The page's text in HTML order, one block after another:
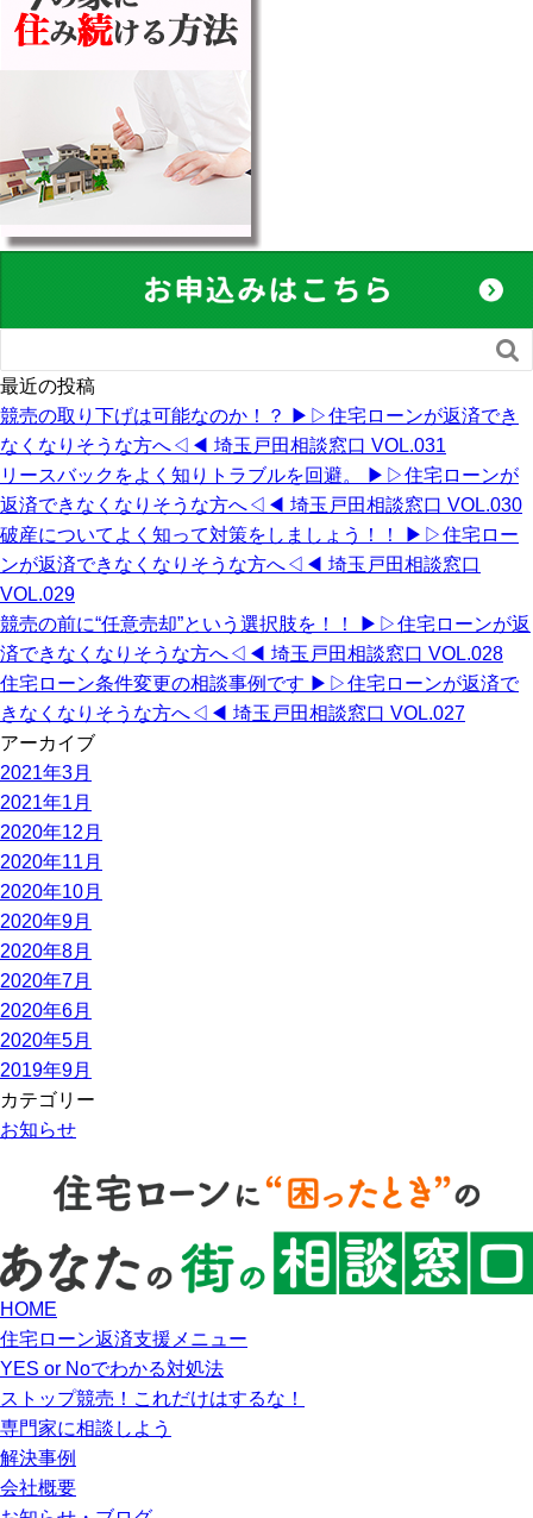

最近の投稿
競売の取り下げは可能なのか！？ ▶︎▷住宅ローンが返済でき
なくなりそうな方へ◁◀︎ 埼玉戸田相談窓口 VOL.031
リースバックをよく知りトラブルを回避。 ▶︎▷住宅ローンが
返済できなくなりそうな方へ◁◀︎ 埼玉戸田相談窓口 VOL.030
破産についてよく知って対策をしましょう！！ ▶︎▷住宅ロー
ンが返済できなくなりそうな方へ◁◀︎ 埼玉戸田相談窓口
VOL.029
競売の前に“任意売却”という選択肢を！！ ▶︎▷住宅ローンが返
済できなくなりそうな方へ◁◀︎ 埼玉戸田相談窓口 VOL.028
住宅ローン条件変更の相談事例です ▶︎▷住宅ローンが返済で
きなくなりそうな方へ◁◀︎ 埼玉戸田相談窓口 VOL.027
アーカイブ
2021年3月
2021年1月
2020年12月
2020年11月
2020年10月
2020年9月
2020年8月
2020年7月
2020年6月
2020年5月
2019年9月
カテゴリー
お知らせ
HOME
住宅ローン返済支援メニュー
YES or Noでわかる対処法
ストップ競売！これだけはするな！
専門家に相談しよう
解決事例
会社概要